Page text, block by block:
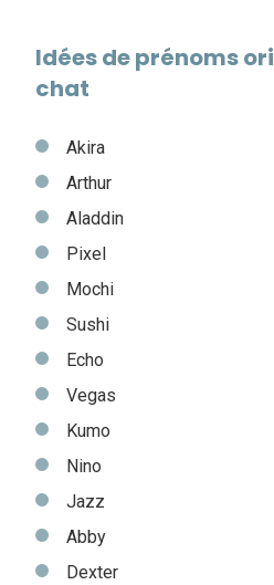
Idées de prénoms
chat
Akira
Arthur
Aladdin
Pixel
Mochi
Sushi
Echo
Vegas
Kumo
Nino
Jazz
Abby
Dexter